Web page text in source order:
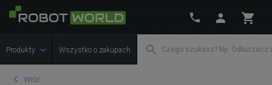
Produkty Wszystko o zakupach
Wróć